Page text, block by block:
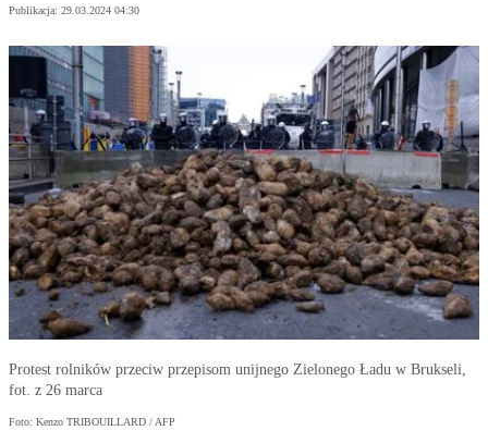
Publikacja: 29.03.2024 04:30
Protest rolników przeciw przepisom unijnego Zielonego Ładu w Brukseli,
fot. z 26 marca
Foto: Kenzo TRIBOUILLARD / AFP